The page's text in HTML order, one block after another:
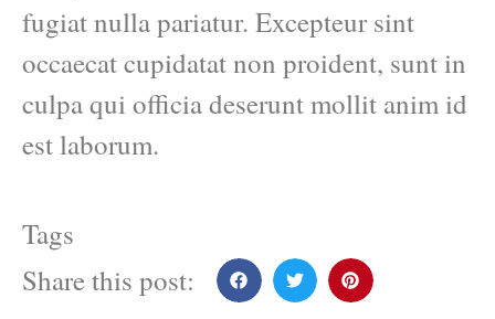
fugiat nulla pariatur. Excepteur sint
occaecat cupidatat non proident, sunt in
culpa qui officia deserunt mollit anim id
est laborum.
Tags
Share this post: